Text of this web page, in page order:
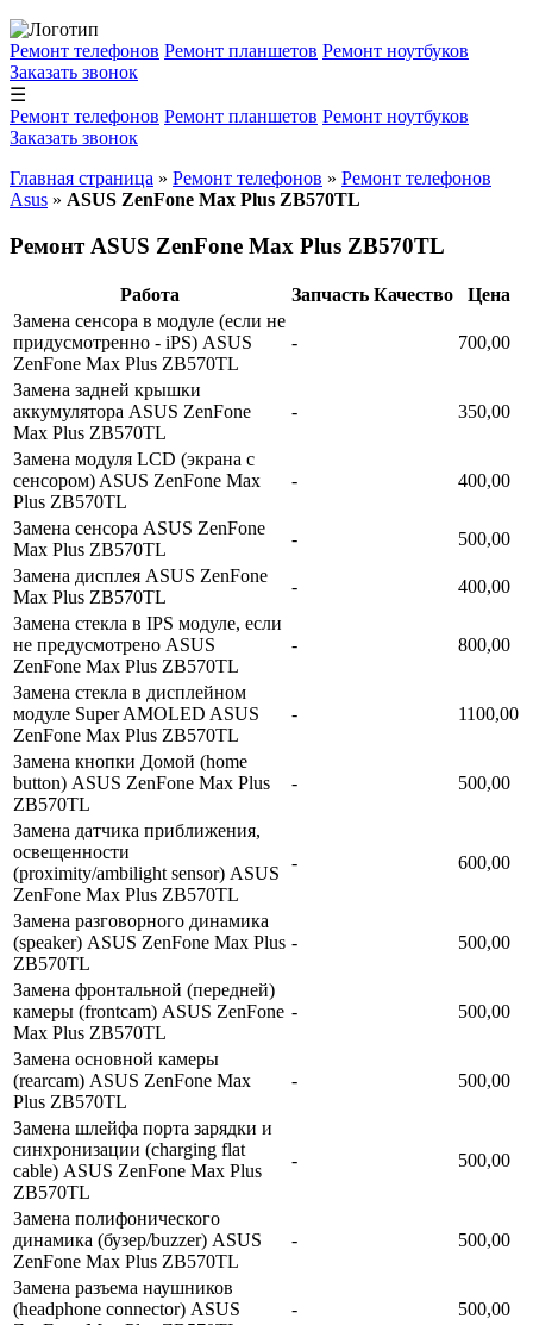
Ремонт телефонов Ремонт планшетов Ремонт ноутбуков
Заказать звонок
☰
Ремонт телефонов Ремонт планшетов Ремонт ноутбуков
Заказать звонок
Главная страница » Ремонт телефонов » Ремонт телефонов
Asus » ASUS ZenFone Max Plus ZB570TL
Ремонт ASUS ZenFone Max Plus ZB570TL
Работа Запчасть Качество
Цена
Замена сенсора в модуле (если не
придусмотренно - iPS) ASUS
ZenFone Max Plus ZB570TL
- 700,00
Замена задней крышки
аккумулятора ASUS ZenFone
Max Plus ZB570TL
- 350,00
Замена модуля LCD (экрана с
сенсором) ASUS ZenFone Max
Plus ZB570TL
- 400,00
Замена сенсора ASUS ZenFone
Max Plus ZB570TL
-
500,00
Замена дисплея ASUS ZenFone
Max Plus ZB570TL
-
400,00
Замена стекла в IPS модуле, если
не предусмотрено ASUS
ZenFone Max Plus ZB570TL
- 800,00
Замена стекла в дисплейном
модуле Super AMOLED ASUS
ZenFone Max Plus ZB570TL
- 1100,00
Замена кнопки Домой (home
button) ASUS ZenFone Max Plus
ZB570TL
- 500,00
Замена датчика приближения,
освещенности
(proximity/ambilight sensor) ASUS
ZenFone Max Plus ZB570TL
- 600,00
Замена разговорного динамика
(speaker) ASUS ZenFone Max Plus
ZB570TL
- 500,00
Замена фронтальной (передней)
камеры (frontcam) ASUS ZenFone
Max Plus ZB570TL
- 500,00
Замена основной камеры
(rearcam) ASUS ZenFone Max
Plus ZB570TL
- 500,00
Замена шлейфа порта зарядки и
синхронизации (charging flat
cable) ASUS ZenFone Max Plus
ZB570TL
- 500,00
Замена полифонического
динамика (бузер/buzzer) ASUS
ZenFone Max Plus ZB570TL
- 500,00
Замена разъема наушников
(headphone connector) ASUS
- 500,00